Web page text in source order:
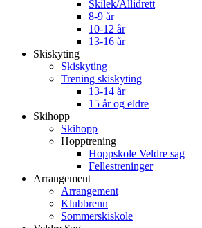
Skilek/Allidrett
8-9 år
10-12 år
13-16 år
Skiskyting
Skiskyting
Trening skiskyting
13-14 år
15 år og eldre
Skihopp
Skihopp
Hopptrening
Hoppskole Veldre sag
Fellestreninger
Arrangement
Arrangement
Klubbrenn
Sommerskiskole